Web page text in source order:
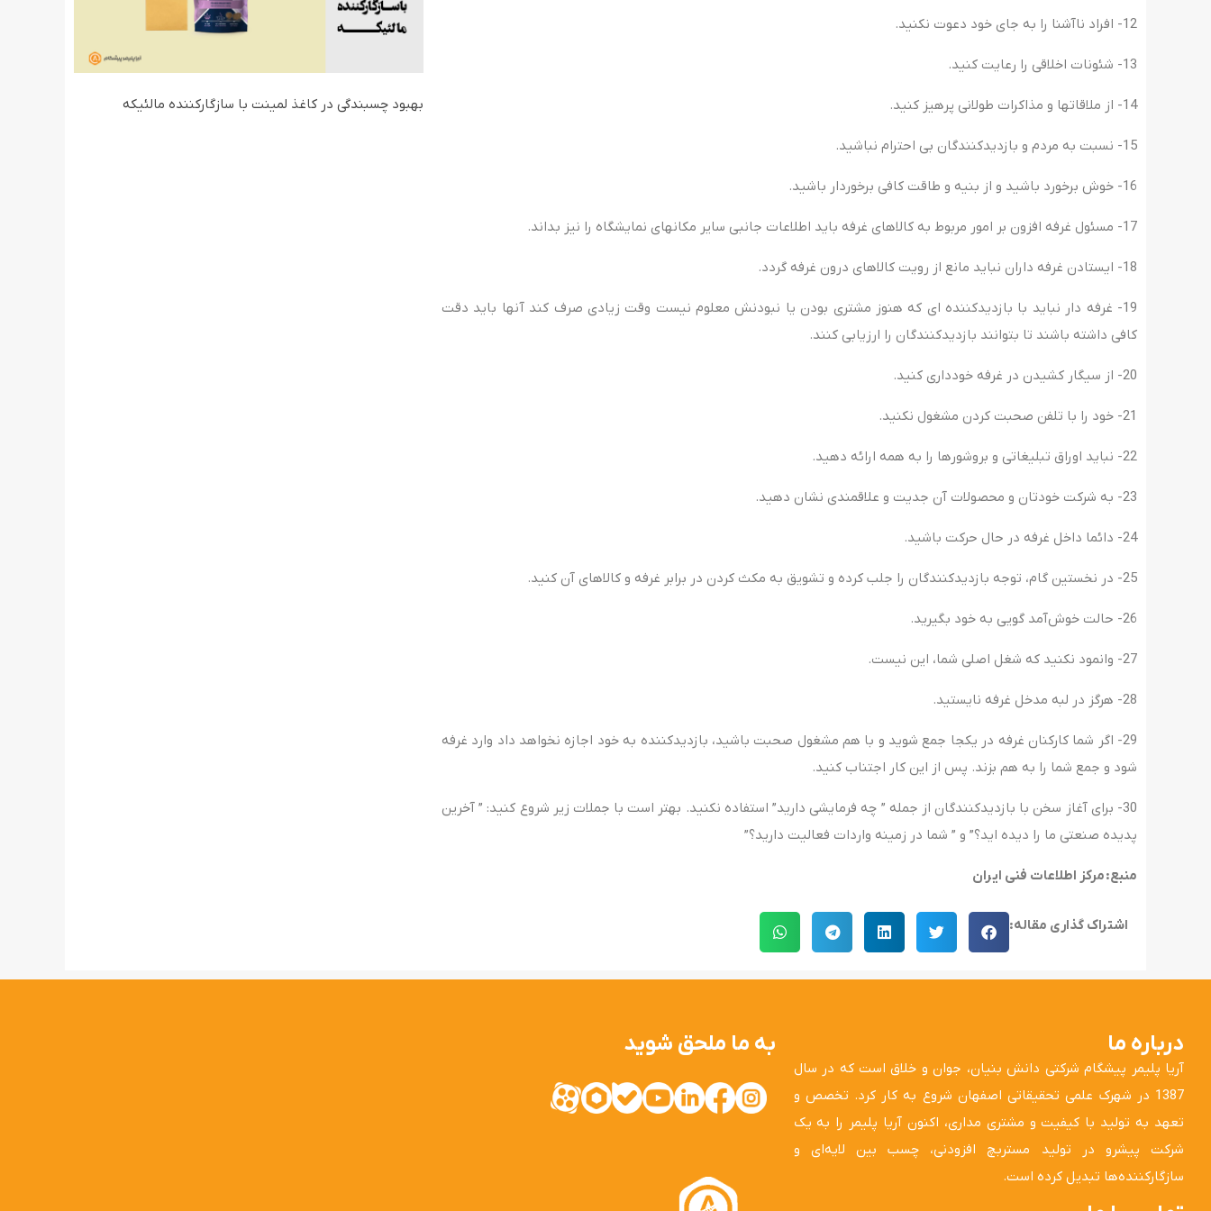
12- افراد ناآشنا را به جای خود دعوت نکنید.
13- شئونات اخلاقی را رعایت کنید.
14- از ملاقاتها و مذاکرات طولانی پرهیز کنید.
15- نسبت به مردم و بازدیدکنندگان بی احترام نباشید.
16- خوش برخورد باشید و از بنیه و طاقت کافی برخوردار باشید.
17- مسئول غرفه افزون بر امور مربوط به کالاهای غرفه باید اطلاعات جانبی سایر مکانهای نمایشگاه را نیز بداند.
18- ایستادن غرفه داران نباید مانع از رویت کالاهای درون غرفه گردد.
19- غرفه دار نباید با بازدیدکننده ای که هنوز مشتری بودن یا نبودنش معلوم نیست وقت زیادی صرف کند آنها باید دقت
کافی داشته باشند تا بتوانند بازدیدکنندگان را ارزیابی کنند.
20- از سیگار کشیدن در غرفه خودداری کنید.
21- خود را با تلفن صحبت کردن مشغول نکنید.
22- نباید اوراق تبلیغاتی و بروشورها را به همه ارائه دهید.
23- به شرکت خودتان و محصولات آن جدیت و علاقمندی نشان دهید.
24- دائما داخل غرفه در حال حرکت باشید.
25- در نخستین گام، توجه بازدیدکنندگان را جلب کرده و تشویق به مکث کردن در برابر غرفه و کالاهای آن کنید.
26- حالت خوش‌آمد گویی به خود بگیرید.
27- وانمود نکنید که شغل اصلی شما، این نیست.
28- هرگز در لبه مدخل غرفه نایستید.
29- اگر شما کارکنان غرفه در یکجا جمع شوید و با هم مشغول صحبت باشید، بازدیدکننده به خود اجازه نخواهد داد وارد غرفه
شود و جمع شما را به هم بزند. پس از این کار اجتناب کنید.
30- برای آغاز سخن با بازدیدکنندگان از جمله ” چه فرمایشی دارید” استفاده نکنید. بهتر است با جملات زیر شروع کنید: ” آخرین
پدیده صنعتی ما را دیده اید؟” و ” شما در زمینه واردات فعالیت دارید؟”
منبع: مرکز اطلاعات فنی ایران
اشتراک گذاری مقاله:
بهبود چسبندگی در کاغذ لمینت با سازگارکننده مالئیکه
درباره ما
آریا پلیمر پیشگام شرکتی دانش بنیان، جوان و خلاق است که در سال
1387 در شهرک علمی تحقیقاتی اصفهان شروع به کار کرد. تخصص و
تعهد به تولید با کیفیت و مشتری مداری، اکنون آریا پلیمر را به یک
شرکت پیشرو در تولید مستربچ افزودنی، چسب بین لایه‌ای و
سازگارکننده‌ها تبدیل کرده است.
به ما ملحق شوید